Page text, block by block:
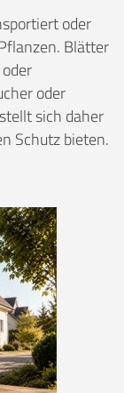
oder
Blätter
oder
sich daher
Schutz bieten.